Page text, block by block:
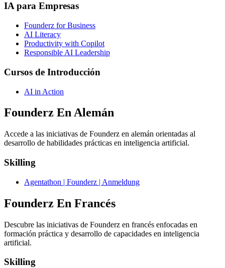
IA para Empresas
Founderz for Business
AI Literacy
Productivity with Copilot
Responsible AI Leadership
Cursos de Introducción
AI in Action
Founderz En Alemán
Accede a las iniciativas de Founderz en alemán orientadas al
desarrollo de habilidades prácticas en inteligencia artificial.
Skilling
Agentathon | Founderz | Anmeldung
Founderz En Francés
Descubre las iniciativas de Founderz en francés enfocadas en
formación práctica y desarrollo de capacidades en inteligencia
artificial.
Skilling